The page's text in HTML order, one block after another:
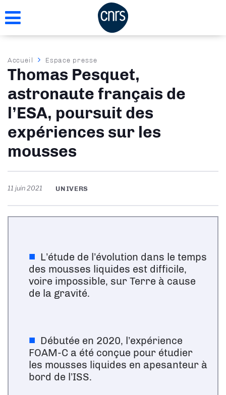
au
Fil
d'Ariane
Accueil Espace presse
Thomas Pesquet,
astronaute français de
l’ESA, poursuit des
expériences sur les
mousses
11 juin 2021 UNIVERS
L’étude de l’évolution dans le temps
des mousses liquides est difficile,
voire impossible, sur Terre à cause
de la gravité.
Débutée en 2020, l’expérience
FOAM-C a été conçue pour étudier
les mousses liquides en apesanteur à
bord de l’ISS.